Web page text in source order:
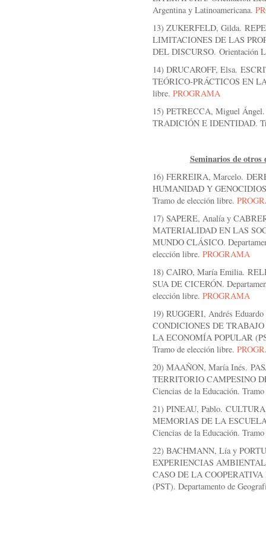
Argentina y Latinoamericana.
13) ZUKERFELD, Gilda.
LIMITACIONES DE LAS
DEL DISCURSO. Orientación
14) DRUCAROFF, Elsa.
TEÓRICO-PRÁCTICOS EN
libre. PROGRAMA
15) PETRECCA, Miguel
TRADICIÓN E IDENTIDAD.
Seminarios de
16) FERREIRA, Marcelo.
HUMANIDAD Y
Tramo de elección libre.
17) SAPERE, Analía y
MATERIALIDAD EN LAS
MUNDO CLÁSICO.
elección libre. PROGRAMA
18) CAIRO, María Emilia.
SUA DE CICERÓN.
elección libre. PROGRAMA
19) RUGGERI, Andrés
CONDICIONES DE
LA ECONOMÍA POPULAR
Tramo de elección libre.
20) MAAÑON, María Inés.
TERRITORIO CAMPESINO
Ciencias de la Educación.
21) PINEAU, Pablo.
MEMORIAS DE LA
Ciencias de la Educación.
22) BACHMANN, Lía y
EXPERIENCIAS
CASO DE LA
(PST). Departamento de